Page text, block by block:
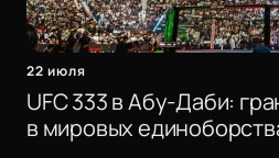
22 июля
UFC 333 в Абу-Даби:
в мировых